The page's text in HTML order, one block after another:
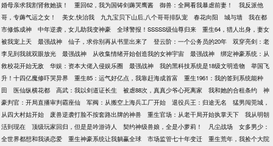
婚母亲求我割肾救她孩！
重回62，我为国铸剑薅哭鹰酱 御兽：全网看我暴虐前妻！
我反派他
哥，专薅气运之女！
美女,快治我 九九宝贝下山后,八个哥哥排队宠 春花向阳 城与墙
我在都
市修炼成神
中年逆袭，女儿助我变神豪 全球警报！SSSSS级仙尊归来
重生64，猎人出身，妻女
被我宠上天
最强战神 仙子，求你别再从书里出来了 登云阶：一个公务员的20年
双穿亮剑：老
李见到我就双眼放光
最强战神 从收集情绪开始创造我的女神宇宙 最强战神
绑定神豪系统：从
救校花开始无敌
华娱：资本大佬入侵娱乐圈 最强战神 我的黑科技系统是18级文明造物
举国飞
升！十四亿魔修吓哭异界
重生85：运气好亿点，我靠赶海成首富
重生1961：我的签到系统能种
田
医仙纵横花都 高武：我以剑道证长生 被虐88次，真真少爷心死离家 我和她的合租条约
神
豪判官：开局直播审判霸座仙
军阀：从搬空上海兵工厂开始 退役兵王：归途无名
猛男闯莞城，
从四大村姑开始
废兽逆袭打脸不按套路出牌的神兽 重生官场：从老干局开始执掌天下
我从明朝
活到现在
顶级玩家回归，但是是吟游诗人 契约神级兽娘，全是小萝莉！ 凡尘战场
女多男少：
全世界都想和我谈恋爱
重生神豪系统让我躺赢全球 市场监管七十年变迁
重生荒年，我捡个大院